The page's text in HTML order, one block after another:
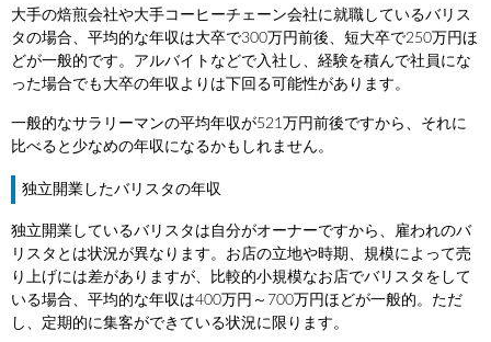
大手の焙煎会社や大手コーヒーチェーン会社に就職しているバリス
タの場合、平均的な年収は大卒で300万円前後、短大卒で250万円ほ
どが一般的です。アルバイトなどで入社し、経験を積んで社員にな
った場合でも大卒の年収よりは下回る可能性があります。
一般的なサラリーマンの平均年収が521万円前後ですから、それに
比べると少なめの年収になるかもしれません。
独立開業したバリスタの年収
独立開業しているバリスタは自分がオーナーですから、雇われのバ
リスタとは状況が異なります。お店の立地や時期、規模によって売
り上げには差がありますが、比較的小規模なお店でバリスタをして
いる場合、平均的な年収は400万円～700万円ほどが一般的。ただ
し、定期的に集客ができている状況に限ります。